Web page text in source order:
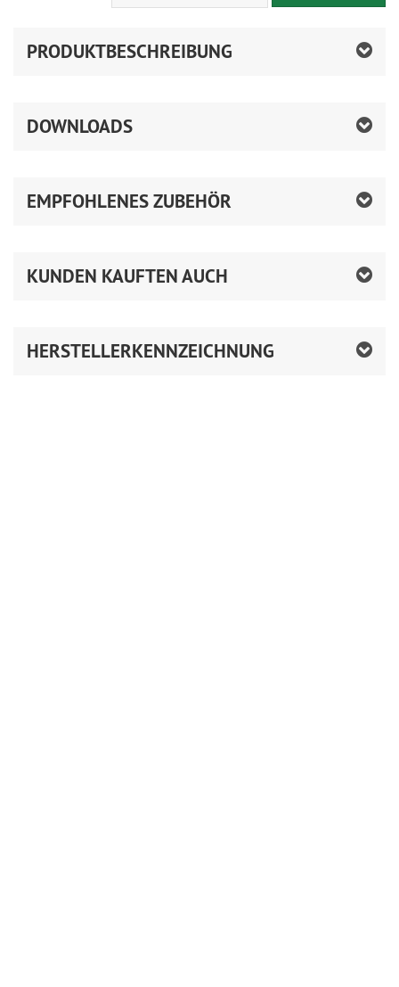
PRODUKTBESCHREIBUNG
DOWNLOADS
EMPFOHLENES ZUBEHÖR
KUNDEN KAUFTEN AUCH
HERSTELLERKENNZEICHNUNG